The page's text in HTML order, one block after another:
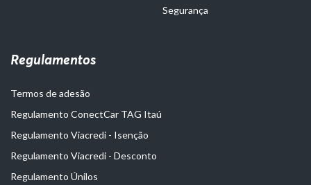
Segurança
Regulamentos
Termos de adesão
Regulamento ConectCar TAG Itaú
Regulamento Viacredi - Isenção
Regulamento Viacredi - Desconto
Regulamento Únilos